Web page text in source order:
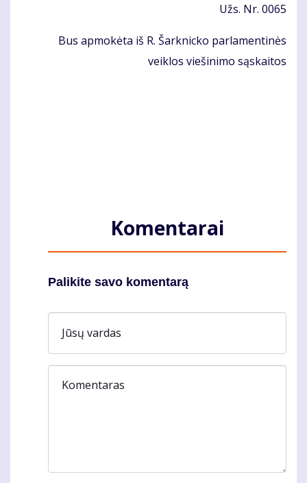
Užs. Nr. 0065
Bus apmokėta iš R. Šarknicko parlamentinės
veiklos viešinimo sąskaitos
Komentarai
Palikite savo komentarą
Jūsų vardas
Komentaras